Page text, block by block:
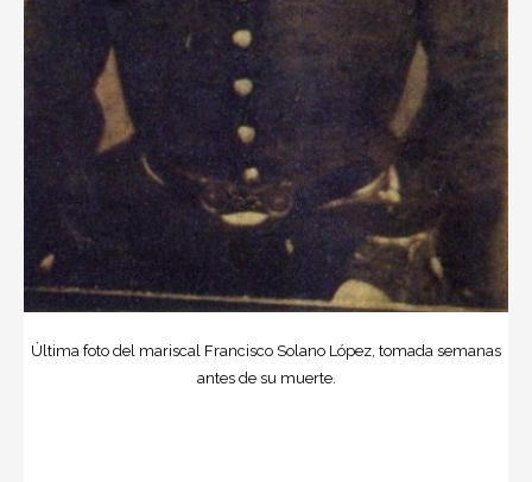
Última foto del mariscal Francisco Solano López, tomada semanas
antes de su muerte.